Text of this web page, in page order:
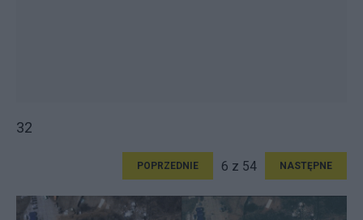
32
POPRZEDNIE 6 z 54 NASTĘPNE